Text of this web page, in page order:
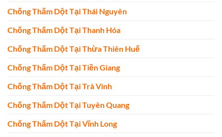
Chống Thấm Dột Tại Thái Nguyên
Chống Thấm Dột Tại Thanh Hóa
Chống Thấm Dột Tại Thừa Thiên Huế
Chống Thấm Dột Tại Tiền Giang
Chống Thấm Dột Tại Trà Vinh
Chống Thấm Dột Tại Tuyên Quang
Chống Thấm Dột Tại Vĩnh Long